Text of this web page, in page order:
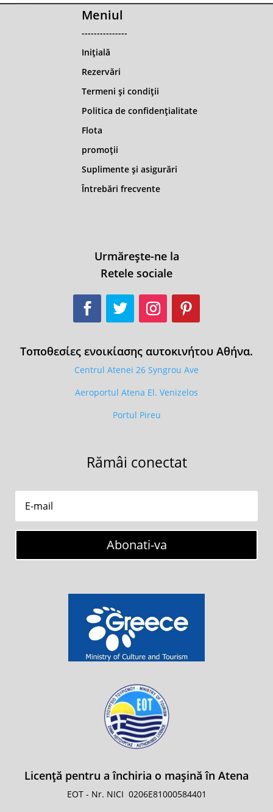
Meniul
---------------
Iniţială
Rezervări
Termeni și condiții
Politica de confidențialitate
Flota
promoții
Suplimente și asigurări
Întrebări frecvente
Urmărește-ne la
Retele sociale
Τοποθεσίες ενοικίασης αυτοκινήτου Αθήνα.
Centrul Atenei 26 Syngrou Ave
Aeroportul Atena El. Venizelos
Portul Pireu
Rămâi conectat
Abonati-va
Licență pentru a închiria o mașină în Atena
EOT - Nr. NICI 0206E81000584401